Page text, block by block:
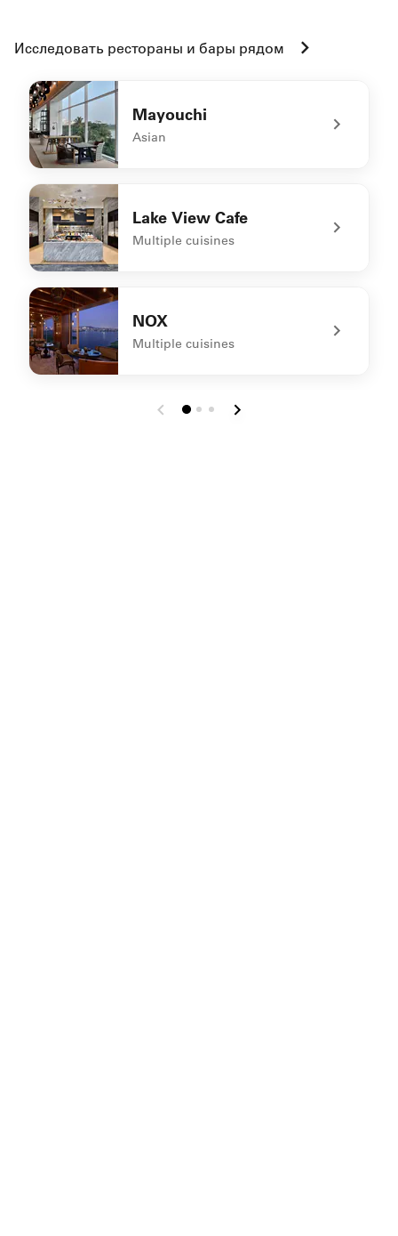
Исследовать рестораны и бары рядом
Mayouchi
Asian
undefined Mayouchi
Lake View Cafe
Multiple cuisines
undefined Lake View Cafe
NOX
Multiple cuisines